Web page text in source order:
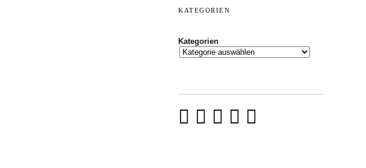
KATEGORIEN
Kategorien